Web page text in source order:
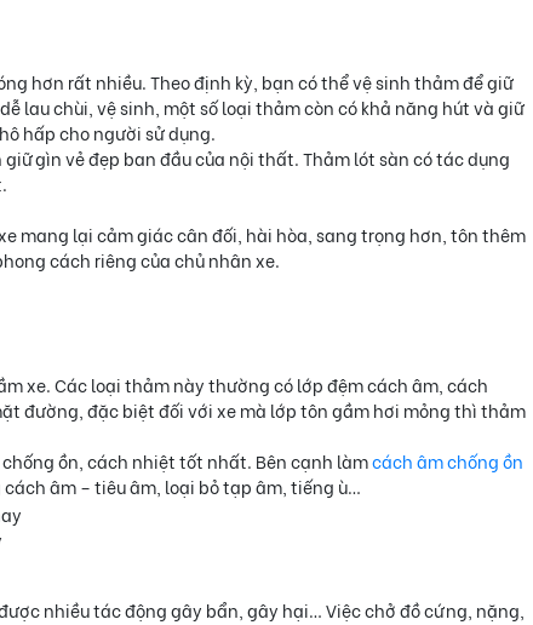
hơn rất nhiều. Theo định kỳ, bạn có thể vệ sinh thảm để giữ
lau chùi, vệ sinh, một số loại thảm còn có khả năng hút và giữ
hấp cho người sử dụng.
gìn vẻ đẹp ban đầu của nội thất. Thảm lót sàn có tác dụng
mang lại cảm giác cân đối, hài hòa, sang trọng hơn, tôn thêm
cách riêng của chủ nhân xe.
xe. Các loại thảm này thường có lớp đệm cách âm, cách
đường, đặc biệt đối với xe mà lớp tôn gầm hơi mỏng thì thảm
ồn, cách nhiệt tốt nhất. Bên cạnh làmcách âm chống ồn
âm – tiêu âm, loại bỏ tạp âm, tiếng ù…
nhiều tác động gây bẩn, gây hại… Việc chở đồ cứng, nặng,